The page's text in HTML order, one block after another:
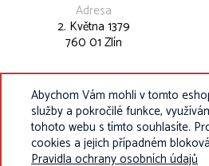
Adresa
2. Května 1379
760 01 Zlín
Abychom Vám mohli v tomto
služby a pokročilé funkce,
tohoto webu s tímto souhlasíte.
cookies a jejich případném
Pravidla ochrany osobních údajů